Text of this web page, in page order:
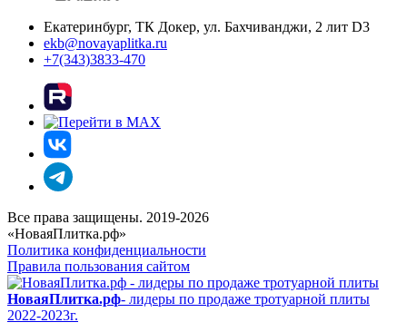
Екатеринбург, ТК Докер, ул. Бахчиванджи, 2 лит D3
ekb@novayaplitka.ru
+7(343)3833-470
Все права защищены. 2019-2026
«НоваяПлитка.рф»
Политика конфиденциальности
Правила пользования сайтом
НоваяПлитка.рф- лидеры по продаже тротуарной плиты
2022-2023г.